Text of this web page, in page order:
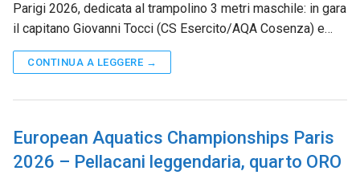
Parigi 2026, dedicata al trampolino 3 metri maschile: in gara
il capitano Giovanni Tocci (CS Esercito/AQA Cosenza) e…
CONTINUA A LEGGERE →
European Aquatics Championships Paris
2026 – Pellacani leggendaria, quarto ORO